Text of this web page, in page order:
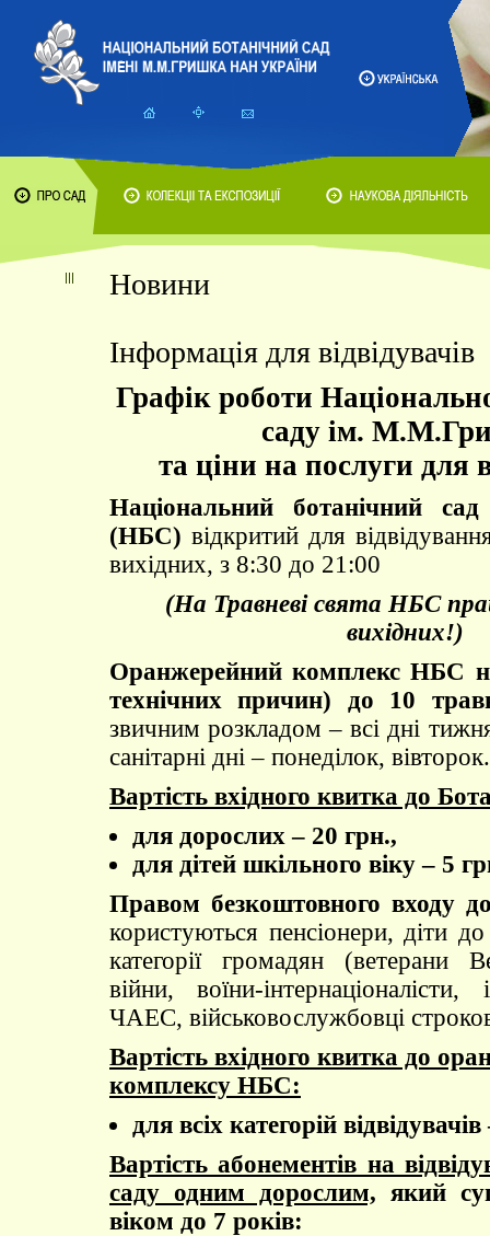
Новини
Інформація для відвідувачів
Графік роботи
саду ім.
та ціни на послуги для
Національний ботанічний
(НБС) відкритий для
вихідних, з 8:30 до 21:00
(На Травневі свята НБС
вихідних!)
Оранжерейний комплекс НБС
технічних причин) до 10
звичним розкладом – всі дні
санітарні дні – понеділок, вівторок.
Вартість вхідного квитка до
для дорослих – 20 грн.,
для дітей шкільного віку – 5
Правом безкоштовного входу
користуються пенсіонери, діти до
категорії громадян (ветерани
війни, воїни-інтернаціоналісти,
ЧАЕС, військовослужбовці
Вартість вхідного квитка до
комплексу НБС:
для всіх категорій
Вартість абонементів на
саду одним дорослим, який
віком до 7 років: